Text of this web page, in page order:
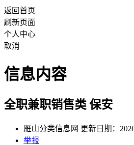
返回首页
刷新页面
个人中心
取消
信息内容
全职兼职销售类 保安
雁山分类信息网 更新日期：
举报